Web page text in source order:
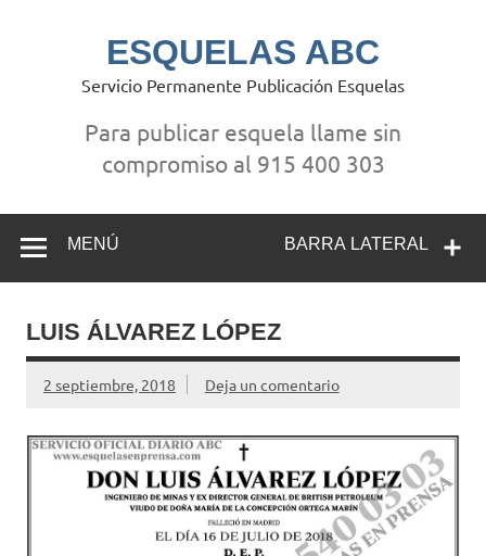
ESQUELAS ABC
Servicio Permanente Publicación Esquelas
Para publicar esquela llame sin
compromiso al 915 400 303
BARRA LATERAL
MENÚ
LUIS ÁLVAREZ LÓPEZ
2 septiembre, 2018 Deja un comentario